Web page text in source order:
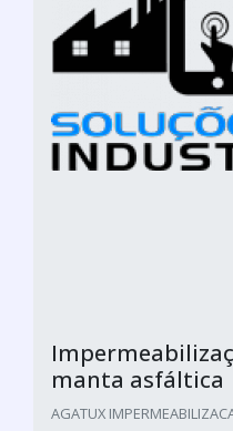
manta asfáltica
AGATUX